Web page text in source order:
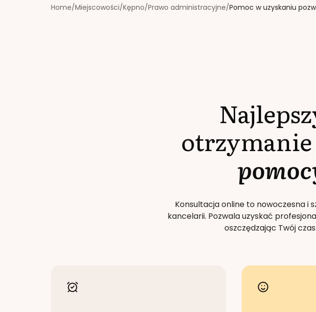
Home/Miejscowości/Kępno/Prawo administracyjne/Pomoc w uzyskaniu
otrzymanie
Konsultacja online to nowoczesna i
kancelarii. Pozwala uzyskać
oszczędzając Twój